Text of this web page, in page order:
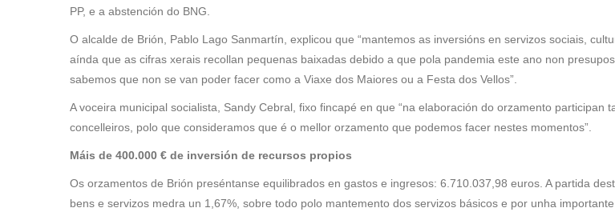
PP, e a abstención do BNG.
O alcalde de Brión, Pablo Lago Sanmartín, explicou que “mantemos as inversións en servizos sociais,
aínda que as cifras xerais recollan pequenas baixadas debido a que pola pandemia este ano non
sabemos que non se van poder facer como a Viaxe dos Maiores ou a Festa dos Vellos”.
A voceira municipal socialista, Sandy Cebral, fixo fincapé en que “na elaboración do orzamento participan
concelleiros, polo que consideramos que é o mellor orzamento que podemos facer nestes momentos”.
Máis de 400.000 € de inversión de recursos propios
Os orzamentos de Brión preséntanse equilibrados en gastos e ingresos: 6.710.037,98 euros. A partida
bens e servizos medra un 1,67%, sobre todo polo mantemento dos servizos básicos e por unha